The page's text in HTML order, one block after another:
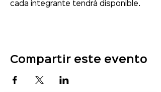
cada integrante tendrá disponible.
Compartir este evento